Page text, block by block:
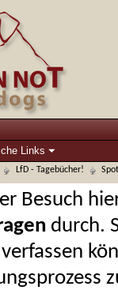
Links
LfD - Tagebücher!
Besuch
durch.